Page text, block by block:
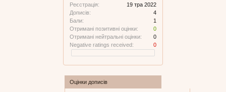
Реєстрація:
19 тра 2022
Дописів:
4
Бали:
1
Отримані позитивні оцінки:
0
Отримані нейтральні оцінки:
0
Negative ratings received:
0
Оцінки дописів